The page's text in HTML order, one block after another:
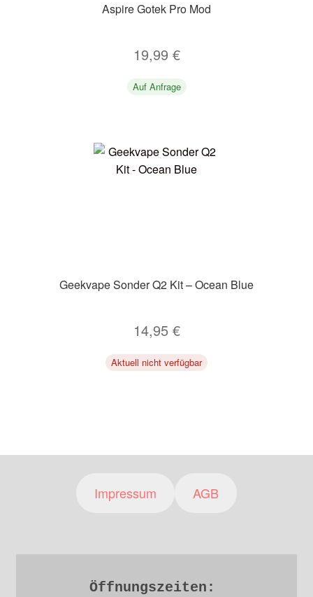
Aspire Gotek Pro Mod
19,99 €
Auf Anfrage
Geekvape Sonder Q2 Kit – Ocean Blue
14,95 €
Aktuell nicht verfügbar
Impressum AGB
Öffnungszeiten: